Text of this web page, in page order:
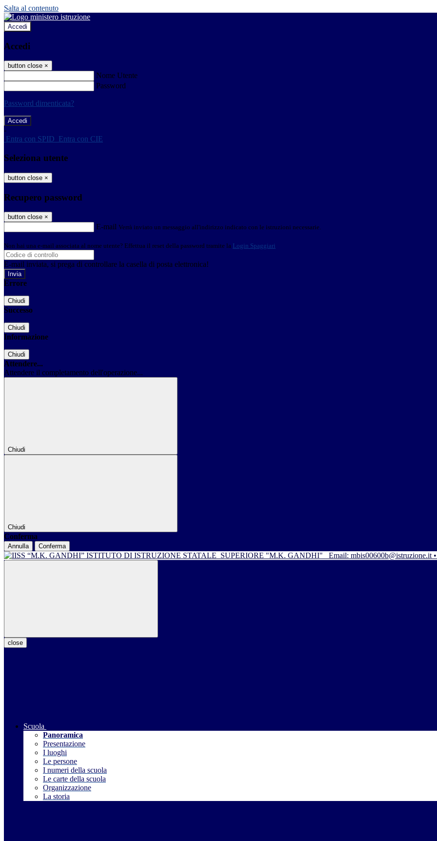
Salta al contenuto
Accedi
Accedi
button close ×
Nome Utente
Password
Password dimenticata?
-
Entra con SPID Entra con CIE
Seleziona utente
button close ×
Recupero password
button close ×
E-mail Verrà inviato un messaggio all'indirizzo indicato con le istruzioni necessarie.
Non hai una e-mail associata al nome utente? Effettua il reset della password tramite la Login Spaggiari
E-mail inviata, si prega di controllare la casella di posta elettronica!
Errore
Chiudi
Successo
Chiudi
Informazione
Chiudi
Attendere...
Attendere il completamento dell'operazione...
Chiudi
Chiudi
Conferma
Annulla Conferma
ISTITUTO DI ISTRUZIONE STATALE SUPERIORE "M.K. GANDHI" Email: mbis00600b@istruzione.it
close
Scuola
Panoramica
Presentazione
I luoghi
Le persone
I numeri della scuola
Le carte della scuola
Organizzazione
La storia